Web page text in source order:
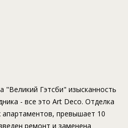
"Великий Гэтсби" изысканность
- все это Art Deco. Отделка
превышает 10
ремонт и заменена